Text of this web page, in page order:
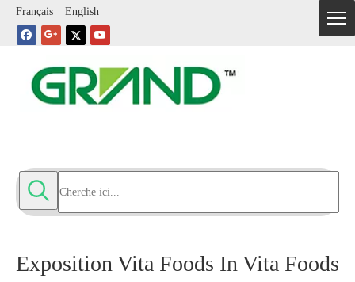
Français English
Exposition Vita Foods In Vita Foods